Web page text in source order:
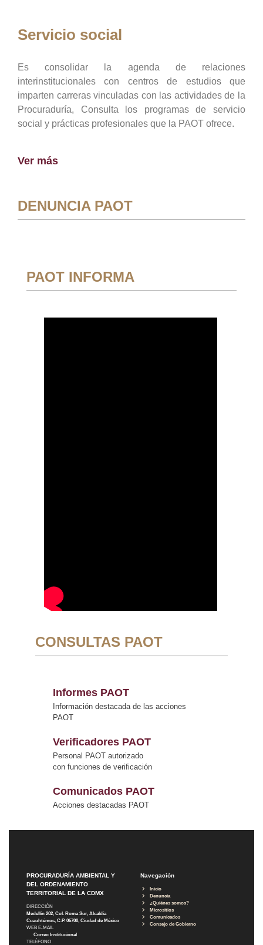
Servicio social
Es consolidar la agenda de relaciones
interinstitucionales con centros de estudios que
imparten carreras vinculadas con las actividades de la
Procuraduría, Consulta los programas de servicio
social y prácticas profesionales que la PAOT ofrece.
Ver más
DENUNCIA PAOT
PAOT INFORMA
CONSULTAS PAOT
Informes PAOT
Información destacada de las acciones
PAOT
Verificadores PAOT
Personal PAOT autorizado
con funciones de verificación
Comunicados PAOT
Acciones destacadas PAOT
PROCURADURÍA AMBIENTAL Y
DEL ORDENAMIENTO
TERRITORIAL DE LA CDMX
DIRECCIÓN
Medellín 202, Col. Roma Sur, Alcaldía
Cuauhtémoc, C.P. 06700, Ciudad de México
WEB E-MAIL
Correo Institucional
TELÉFONO
Navegación
Inicio
Denuncia
¿Quiénes somos?
Micrositios
Comunicados
Consejo de Gobierno